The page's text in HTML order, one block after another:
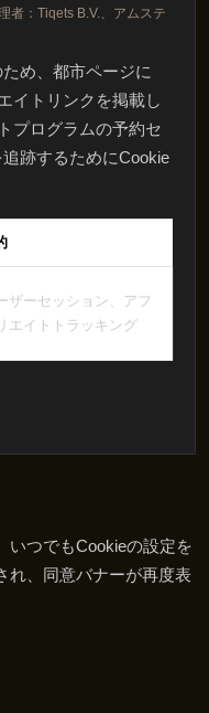
者：Tiqets B.V.、アムステ
め、都市ページに
イトリンクを掲載し
プログラムの予約セ
跡するためにCookie
ザーセッション、アフ
エイトトラッキング
いつでもCookieの設定を
れ、同意バナーが再度表